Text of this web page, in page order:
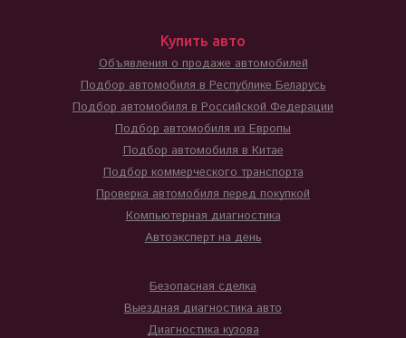
Купить авто
Объявления о продаже автомобилей
Подбор автомобиля в Республике Беларусь
Подбор автомобиля в Российской Федерации
Подбор автомобиля из Европы
Подбор автомобиля в Китае
Подбор коммерческого транспорта
Проверка автомобиля перед покупкой
Компьютерная диагностика
Автоэксперт на день
Безопасная сделка
Выездная диагностика авто
Диагностика кузова